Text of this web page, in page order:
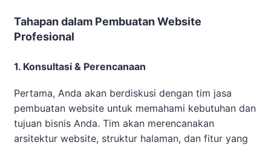
Tahapan dalam Pembuatan Website
Profesional
1. Konsultasi & Perencanaan
Pertama, Anda akan berdiskusi dengan tim jasa
pembuatan website untuk memahami kebutuhan dan
tujuan bisnis Anda. Tim akan merencanakan
arsitektur website, struktur halaman, dan fitur yang